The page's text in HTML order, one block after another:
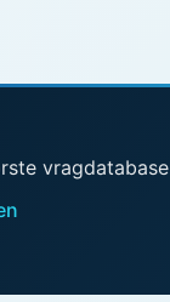
vragdatabase